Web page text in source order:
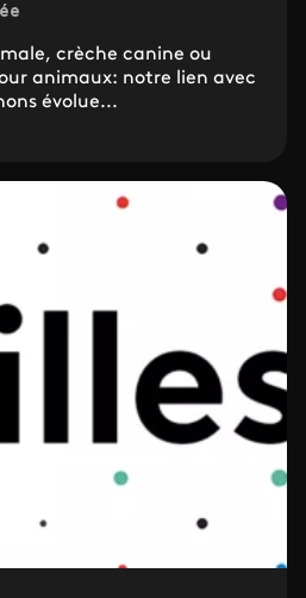
crèche canine ou
animaux: notre lien avec
évolue...